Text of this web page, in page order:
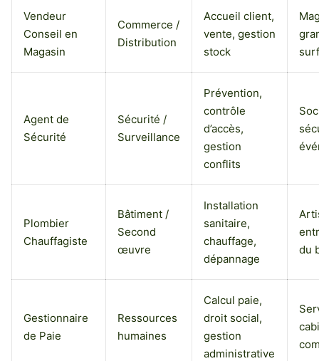
Vendeur
Conseil en
Magasin
Commerce /
Distribution
Accueil client,
vente, gestion
stock
Agent de
Sécurité
Sécurité /
Surveillance
Prévention,
contrôle
d’accès,
gestion
conflits
Plombier
Chauffagiste
Bâtiment /
Second
œuvre
Installation
sanitaire,
chauffage,
dépannage
du
Gestionnaire
de Paie
Ressources
humaines
Calcul paie,
droit social,
gestion
administrative